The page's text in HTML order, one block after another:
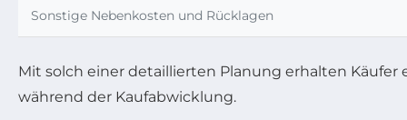
Sonstige Nebenkosten und Rücklagen
Mit solch einer detaillierten Planung erhalten
während der Kaufabwicklung.